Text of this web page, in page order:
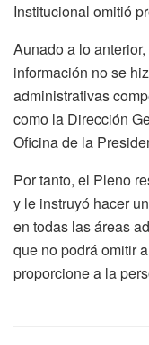
Institucional omitió
Aunado a lo
información no se
administrativas
como la Dirección
Oficina de la
Por tanto, el Pleno
y le instruyó hacer
en todas las áreas
que no podrá omitir
proporcione a la